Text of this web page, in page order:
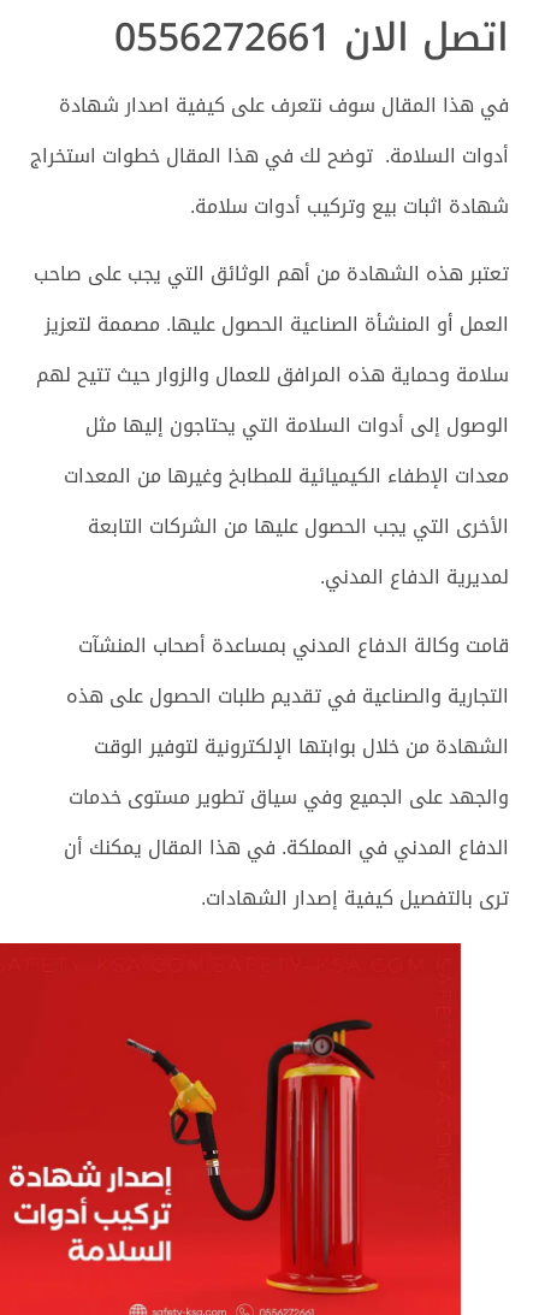
اتصل الان 0556272661
في هذا المقال سوف نتعرف على كيفية اصدار شهادة
أدوات السلامة. توضح لك في هذا المقال خطوات استخراج
شهادة اثبات بيع وتركيب أدوات سلامة.
تعتبر هذه الشهادة من أهم الوثائق التي يجب على صاحب
العمل أو المنشأة الصناعية الحصول عليها. مصممة لتعزيز
سلامة وحماية هذه المرافق للعمال والزوار حيث تتيح لهم
الوصول إلى أدوات السلامة التي يحتاجون إليها مثل
معدات الإطفاء الكيميائية للمطابخ وغيرها من المعدات
الأخرى التي يجب الحصول عليها من الشركات التابعة
لمديرية الدفاع المدني.
قامت وكالة الدفاع المدني بمساعدة أصحاب المنشآت
التجارية والصناعية في تقديم طلبات الحصول على هذه
الشهادة من خلال بوابتها الإلكترونية لتوفير الوقت
والجهد على الجميع وفي سياق تطوير مستوى خدمات
الدفاع المدني في المملكة. في هذا المقال يمكنك أن
ترى بالتفصيل كيفية إصدار الشهادات.